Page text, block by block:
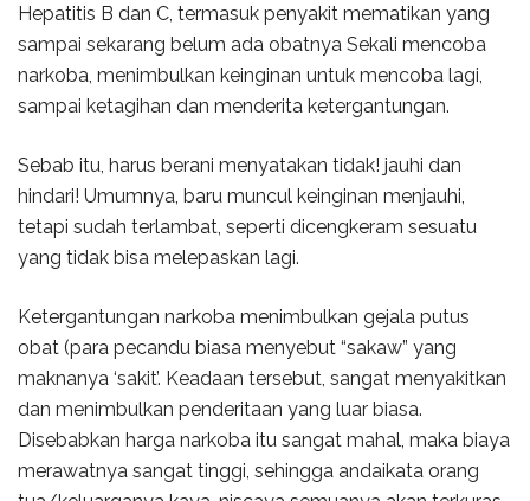
Hepatitis B dan C, termasuk penyakit mematikan yang
sampai sekarang belum ada obatnya Sekali mencoba
narkoba, menimbulkan keinginan untuk mencoba lagi,
sampai ketagihan dan menderita ketergantungan.
Sebab itu, harus berani menyatakan tidak! jauhi dan
hindari! Umumnya, baru muncul keinginan menjauhi,
tetapi sudah terlambat, seperti dicengkeram sesuatu
yang tidak bisa melepaskan lagi.
Ketergantungan narkoba menimbulkan gejala putus
obat (para pecandu biasa menyebut “sakaw” yang
maknanya ‘sakit’. Keadaan tersebut, sangat menyakitkan
dan menimbulkan penderitaan yang luar biasa.
Disebabkan harga narkoba itu sangat mahal, maka biaya
merawatnya sangat tinggi, sehingga andaikata orang